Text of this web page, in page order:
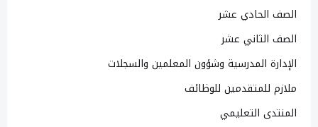
الصف الحادي عشر
الصف الثاني عشر
الإدارة المدرسية وشؤون المعلمين والسجلات
ملازم للمتقدمين للوظائف
المنتدى التعليمي